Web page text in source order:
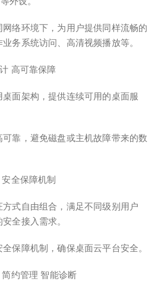
络环境下，为用户提供同样流畅的
务系统访问、高清视频播放等。
高可靠保障
面架构，提供连续可用的桌面服
靠，避免磁盘或主机故障带来的数
安全保障机制
式自由组合，满足不同级别用户
全接入需求。
保障机制，确保桌面云平台安全。
简约管理 智能诊断